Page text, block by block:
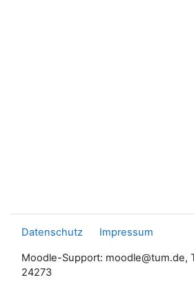
Datenschutz Impressum
Moodle-Support: moodle@tum.de,
24273